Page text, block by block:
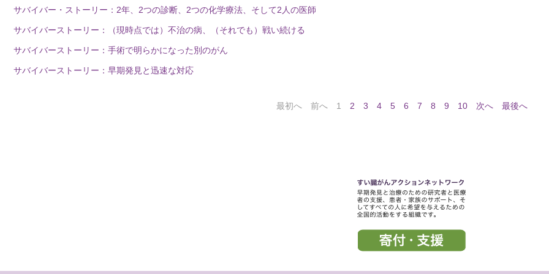
サバイバー・ストーリー：2年、2つの診断、2つの化学療法、そして2人の医師
サバイバーストーリー：（現時点では）不治の病、（それでも）戦い続ける
サバイバーストーリー：手術で明らかになった別のがん
サバイバーストーリー：早期発見と迅速な対応
最初へ 前へ 1 2 3 4 5 6 7 8 9 10 次へ 最後へ